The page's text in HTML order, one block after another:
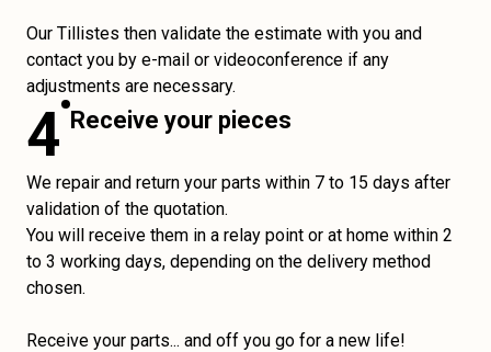
Our Tillistes then validate the estimate with you and
contact you by e-mail or videoconference if any
adjustments are necessary.
4 Receive your pieces
We repair and return your parts within 7 to 15 days after
validation of the quotation.
You will receive them in a relay point or at home within 2
to 3 working days, depending on the delivery method
chosen.
Receive your parts... and off you go for a new life!